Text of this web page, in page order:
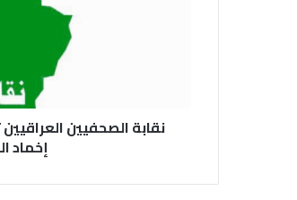
نقابة الصحفيين
إخماد